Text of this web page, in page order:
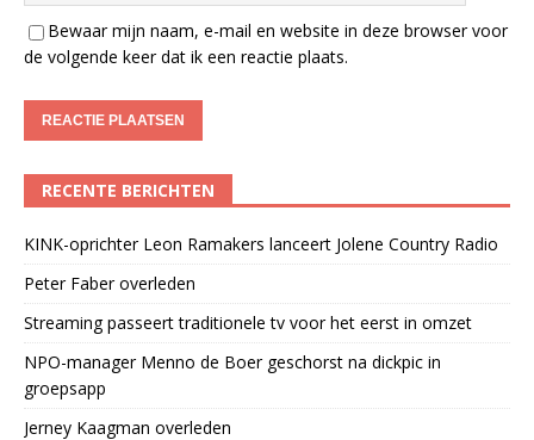
Bewaar mijn naam, e-mail en website in deze browser voor
de volgende keer dat ik een reactie plaats.
RECENTE BERICHTEN
KINK-oprichter Leon Ramakers lanceert Jolene Country Radio
Peter Faber overleden
Streaming passeert traditionele tv voor het eerst in omzet
NPO-manager Menno de Boer geschorst na dickpic in
groepsapp
Jerney Kaagman overleden